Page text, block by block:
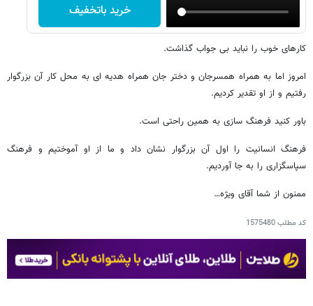
خرید باتخفیف
کارهای خوب را نباید بی جواب گذاشت.
امروز اما به همراه همسرجان و دختر جان همراه هدیه ای به محل کار آن بزرگوار
رفتیم و از او تقدیر کردیم.
باور کنید فرهنگ سازی به همین راحتی است.
فرهنگ انسانیت را اول آن بزرگوار نشان داد و ما از او آموختیم و فرهنگ
سپاسگزاری را به جا آوردیم.
ممنون از شما آقای ویژه…
کد مطلب1575480